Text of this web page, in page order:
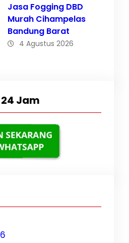
Jasa Fogging DBD
Murah Cihampelas
Bandung Barat
4 Agustus 2026
Jam